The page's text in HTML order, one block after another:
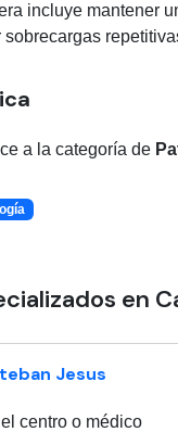
incluye mantener
sobrecargas
a la categoría de
en
Jesus
centro o médico